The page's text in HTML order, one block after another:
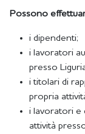
Possono
i dipendenti;
i lavoratori
presso
i titolari di
propria
i lavoratori e
attività